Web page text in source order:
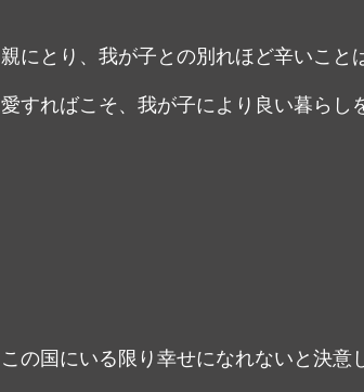
親にとり、我が子との別れほど辛いこと
愛すればこそ、我が子により良い暮ら
この国にいる限り幸せになれないと決意